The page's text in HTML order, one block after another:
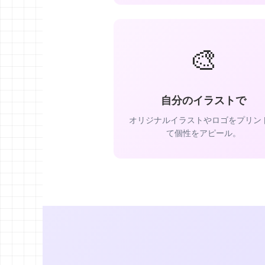
🎨
自分のイラストで
オリジナルイラストやロゴをプリン
て個性をアピール。